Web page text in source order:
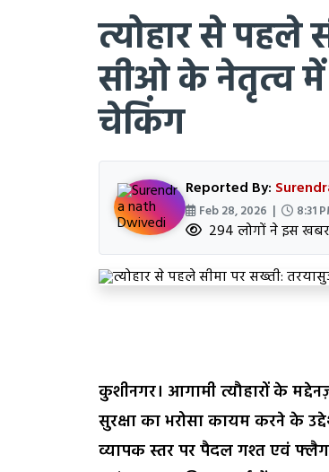
त्योहार से पहले
सीओ के नेतृत्व में
चेकिंग
Reported By:
Feb 28, 2026 | 8:31
294 लोगों ने इस
कुशीनगर। आगामी त्यौहारों के
सुरक्षा का भरोसा कायम करने के
व्यापक स्तर पर पैदल गश्त एवं फ्लैग